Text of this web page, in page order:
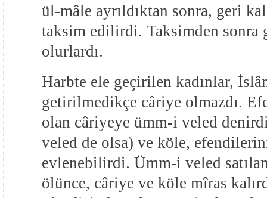
ül-mâle ayrıldıktan sonra, geri
taksim edilirdi. Taksimden sonra
olurlardı.
Harbte ele geçirilen kadınlar,
getirilmedikçe câriye olmazdı.
olan câriyeye ümm-i veled
veled de olsa) ve köle,
evlenebilirdi. Ümm-i veled
ölünce, câriye ve köle mîras